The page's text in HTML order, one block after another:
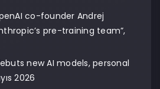
co-founder Andrej
pre-training team”,
new AI models, personal
2026